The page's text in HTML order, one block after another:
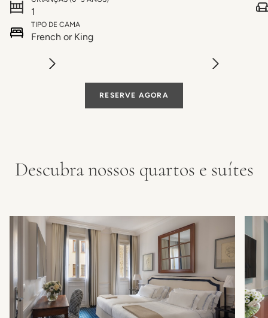
1
TIPO DE CAMA
French or King
RESERVE AGORA
Descubra nossos quartos e suítes